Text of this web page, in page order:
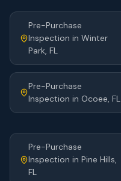
Pre-Purchase
Inspection in Winter
Park, FL
Pre-Purchase
Inspection in Ocoee, FL
Pre-Purchase
Inspection in Pine Hills,
FL